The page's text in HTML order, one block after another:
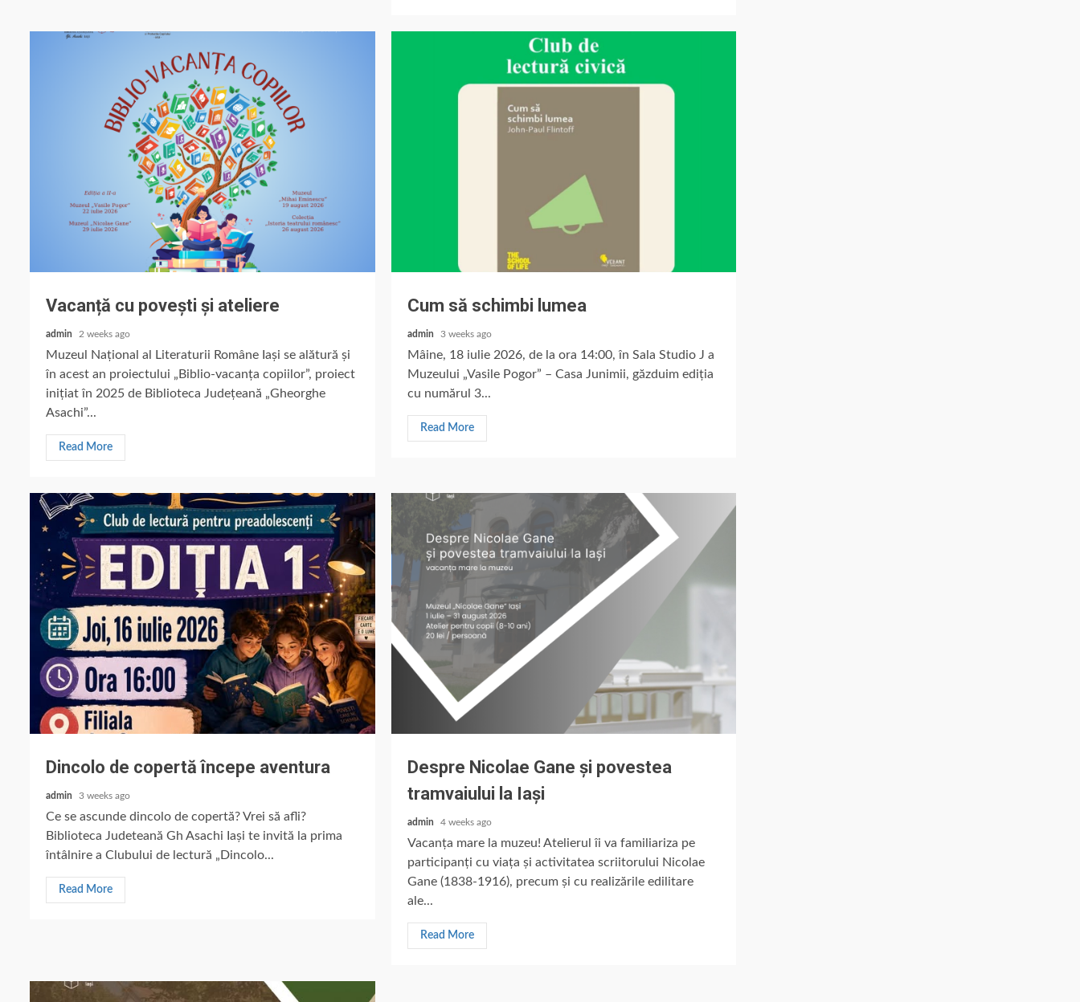
Vacanță cu povești și ateliere
admin 2 weeks ago
Muzeul Național al Literaturii Române Iași se alătură și
în acest an proiectului „Biblio-vacanța copiilor”, proiect
inițiat în 2025 de Biblioteca Județeană „Gheorghe
Asachi”...
Read More
Cum să schimbi lumea
admin 3 weeks ago
Mâine, 18 iulie 2026, de la ora 14:00, în Sala Studio J a
Muzeului „Vasile Pogor” – Casa Junimii, găzduim ediția
cu numărul 3...
Read More
Dincolo de copertă începe aventura
admin 3 weeks ago
Ce se ascunde dincolo de copertă? Vrei să afli?
Biblioteca Judeteană Gh Asachi Iași te invită la prima
întâlnire a Clubului de lectură „Dincolo...
Read More
Despre Nicolae Gane și povestea
tramvaiului la Iași
admin 4 weeks ago
Vacanța mare la muzeu! Atelierul îi va familiariza pe
participanți cu viața și activitatea scriitorului Nicolae
Gane (1838-1916), precum și cu realizările edilitare
ale...
Read More